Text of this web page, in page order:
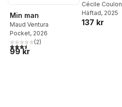
Min man
Maud Ventura
Pocket, 2026
3,5utav 5 stjärnor. Totalt antal röster:
(2)
99 kr
Cécile Coulon
Häftad, 2025
137 kr